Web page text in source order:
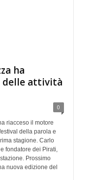
ha
delle attività
0
riacceso il motore
della parola e
stagione. Carlo
fondatore dei Pirati,
Prossimo
nuova edizione del